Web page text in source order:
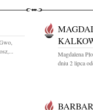
Magdalena
dniu 2 lipca